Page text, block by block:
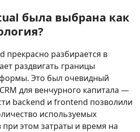
была выбрана как
прекрасно разбирается в
раздвигать границы
Это был очевидный
для венчурного капитала —
backend и frontend позволили
используемых
этом затраты и время на